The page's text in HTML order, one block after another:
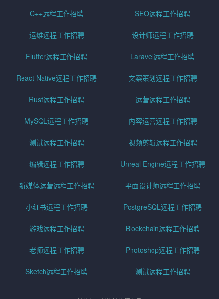
C++远程工作招聘 SEO远程工作招聘
运维远程工作招聘 设计师远程工作招聘
Flutter远程工作招聘 Laravel远程工作招聘
React Native远程工作招聘 文案策划远程工作招聘
Rust远程工作招聘 运营远程工作招聘
MySQL远程工作招聘 内容运营远程工作招聘
测试远程工作招聘 视频剪辑远程工作招聘
编辑远程工作招聘 Unreal Engine远程工作招聘
新媒体运营远程工作招聘 平面设计师远程工作招聘
小红书远程工作招聘 PostgreSQL远程工作招聘
游戏远程工作招聘 Blockchain远程工作招聘
老师远程工作招聘 Photoshop远程工作招聘
Sketch远程工作招聘 测试远程工作招聘